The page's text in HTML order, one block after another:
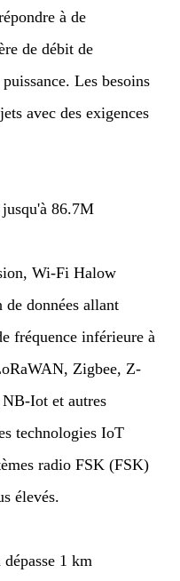
à de
de débit de
Les besoins
avec des exigences
86.7M
Wi-Fi Halow
données allant
fréquence inférieure à
Zigbee, Z-
Iot et autres
technologies IoT
radio FSK (FSK)
élevés.
1 km